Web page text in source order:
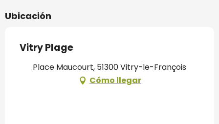
Ubicación
Vitry Plage
Place Maucourt, 51300 Vitry-le-François
Cómo llegar